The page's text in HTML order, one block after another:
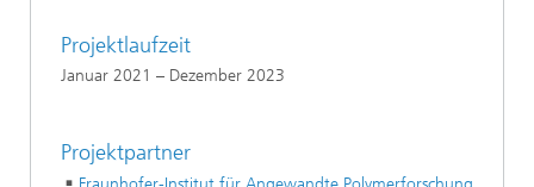
Projektlaufzeit
Januar 2021 – Dezember 2023
Projektpartner